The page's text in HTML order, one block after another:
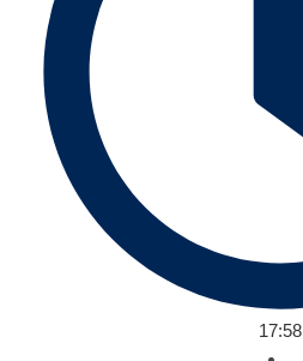
17:58